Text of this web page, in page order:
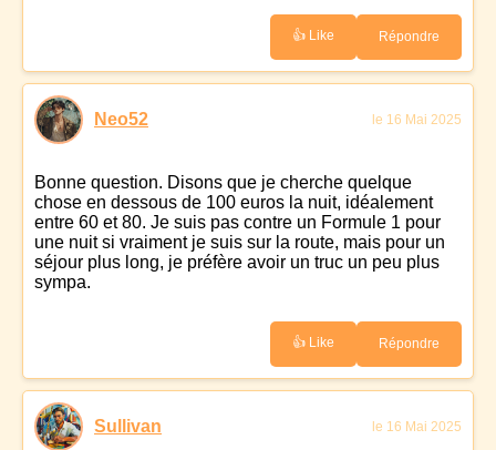
👍 Like Répondre
Neo52 le 16 Mai 2025
Bonne question. Disons que je cherche quelque
chose en dessous de 100 euros la nuit, idéalement
entre 60 et 80. Je suis pas contre un Formule 1 pour
une nuit si vraiment je suis sur la route, mais pour un
séjour plus long, je préfère avoir un truc un peu plus
sympa.
👍 Like Répondre
Sullivan le 16 Mai 2025